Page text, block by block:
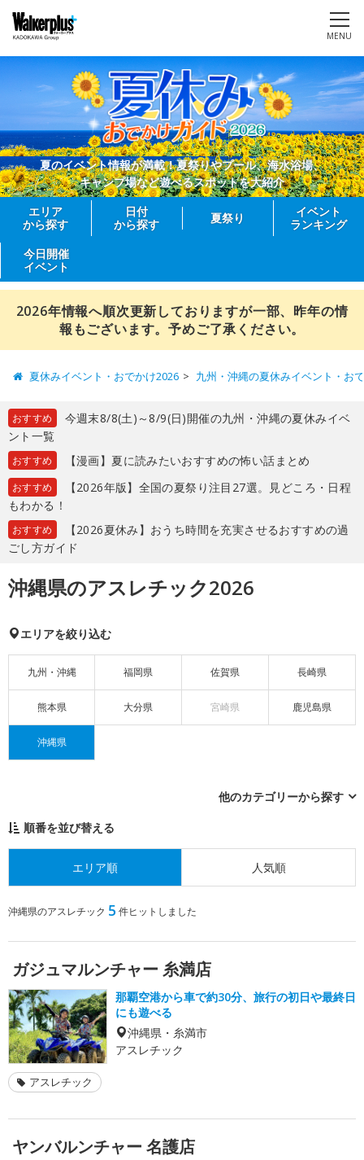
MENU
夏のイベント情報が満載！夏祭りやプール、海水浴場、
キャンプ場など遊べるスポットを大紹介
エリア
から探す
日付
から探す
夏祭り
イベント
ランキング
今日開催
イベント
2026年情報へ順次更新しておりますが一部、昨年の情
報もございます。予めご了承ください。
夏休みイベント・おでかけ2026 九州・沖縄の夏休みイベント・お
おすすめ
今週末8/8(土)～8/9(日)開催の九州・沖縄の夏休みイベ
ント一覧
おすすめ 【漫画】夏に読みたいおすすめの怖い話まとめ
おすすめ
【2026年版】全国の夏祭り注目27選。見どころ・日程
もわかる！
おすすめ
【2026夏休み】おうち時間を充実させるおすすめの過
ごし方ガイド
沖縄県のアスレチック2026
エリアを絞り込む
九州・沖縄 福岡県 佐賀県 長崎県
熊本県 大分県 宮崎県 鹿児島県
沖縄県
他のカテゴリーから探す
順番を並び替える
エリア順 人気順
沖縄県のアスレチック 5 件ヒットしました
ガジュマルンチャー 糸満店
那覇空港から車で約30分、旅行の初日や最終日
にも遊べる
沖縄県・糸満市
アスレチック
アスレチック
ヤンバルンチャー 名護店